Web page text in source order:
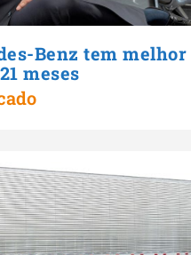
Benz tem melhor
meses